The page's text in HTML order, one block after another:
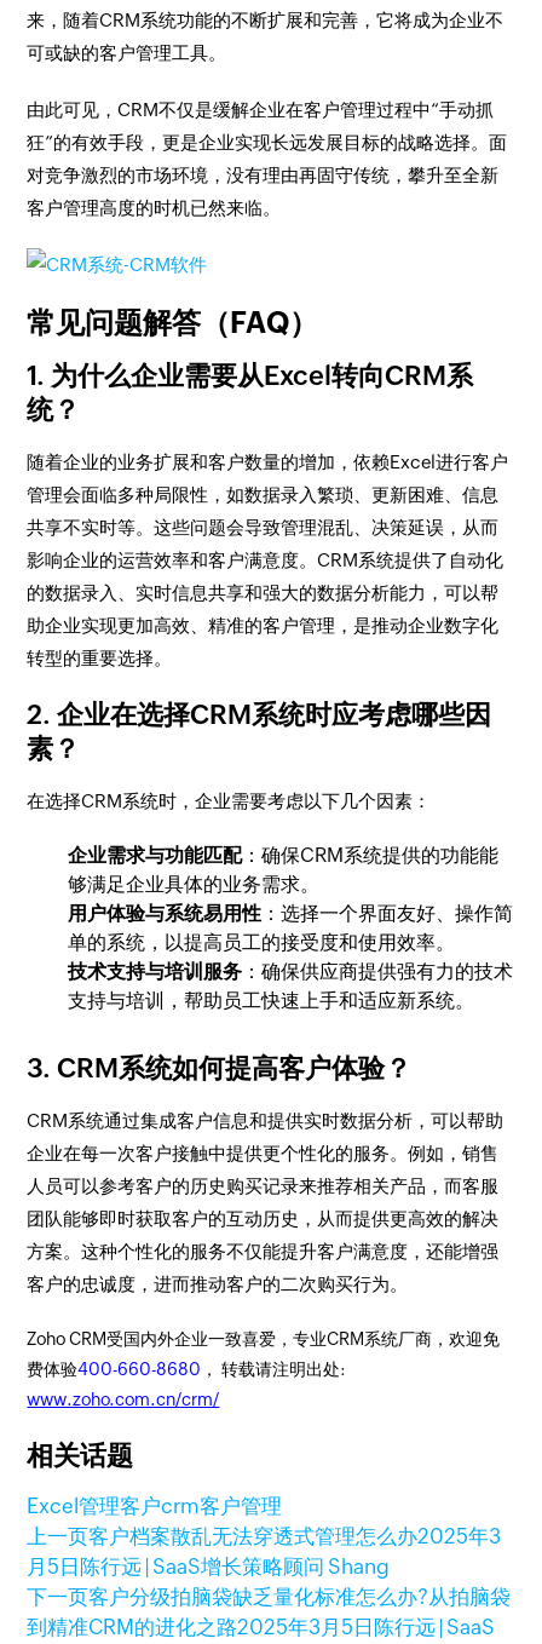
来，随着CRM系统功能的不断扩展和完善，它将成为企业不
可或缺的客户管理工具。
由此可见，CRM不仅是缓解企业在客户管理过程中“手动抓
狂”的有效手段，更是企业实现长远发展目标的战略选择。面
对竞争激烈的市场环境，没有理由再固守传统，攀升至全新
客户管理高度的时机已然来临。
常见问题解答（FAQ）
1. 为什么企业需要从Excel转向CRM系
统？
随着企业的业务扩展和客户数量的增加，依赖Excel进行客户
管理会面临多种局限性，如数据录入繁琐、更新困难、信息
共享不实时等。这些问题会导致管理混乱、决策延误，从而
影响企业的运营效率和客户满意度。CRM系统提供了自动化
的数据录入、实时信息共享和强大的数据分析能力，可以帮
助企业实现更加高效、精准的客户管理，是推动企业数字化
转型的重要选择。
2. 企业在选择CRM系统时应考虑哪些因
素？
在选择CRM系统时，企业需要考虑以下几个因素：
企业需求与功能匹配：确保CRM系统提供的功能能
够满足企业具体的业务需求。
用户体验与系统易用性 ：选择一个界面友好、操作简
单的系统，以提高员工的接受度和使用效率。
技术支持与培训服务 ：确保供应商提供强有力的技术
支持与培训，帮助员工快速上手和适应新系统。
3. CRM系统如何提高客户体验？
CRM系统通过集成客户信息和提供实时数据分析，可以帮助
企业在每一次客户接触中提供更个性化的服务。例如，销售
人员可以参考客户的历史购买记录来推荐相关产品，而客服
团队能够即时获取客户的互动历史，从而提供更高效的解决
方案。这种个性化的服务不仅能提升客户满意度，还能增强
客户的忠诚度，进而推动客户的二次购买行为。
Zoho CRM受国内外企业一致喜爱，专业CRM系统厂商，欢迎免
费体验400-660-8680 ， 转载请注明出处:
www.zoho.com.cn/crm/
相关话题
Excel管理客户crm客户管理
上一页客户档案散乱无法穿透式管理怎么办2025年3
月5日 陈行远 | SaaS增长策略顾问 Shang
下一页客户分级拍脑袋缺乏量化标准怎么办?从拍脑袋
到精准CRM的进化之路2025年3月5日 陈行远 | SaaS